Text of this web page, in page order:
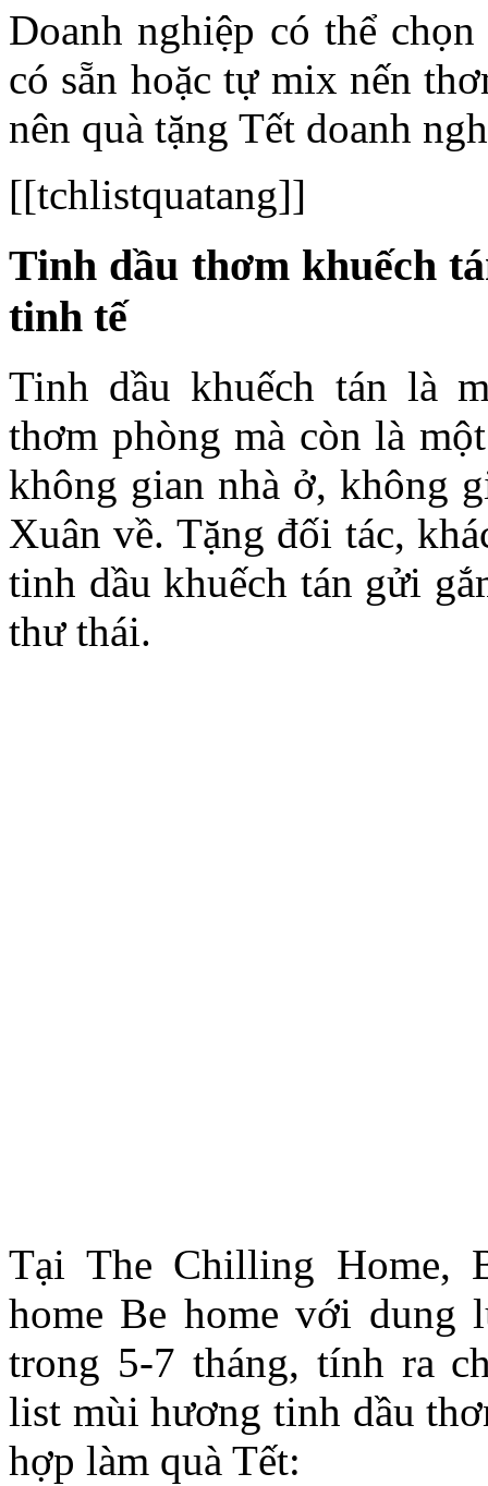
Doanh nghiệp có thể
có sẵn hoặc tự mix nến
nên quà tặng Tết doanh
[[tchlistquatang]]
Tinh dầu thơm khuếch
tinh tế
Tinh dầu khuếch tán là
thơm phòng mà còn là
không gian nhà ở, không
Xuân về. Tặng đối tác,
tinh dầu khuếch tán gửi
thư thái.
Tại The Chilling Home,
home Be home với dung
trong 5-7 tháng, tính ra
list mùi hương tinh dầu
hợp làm quà Tết: